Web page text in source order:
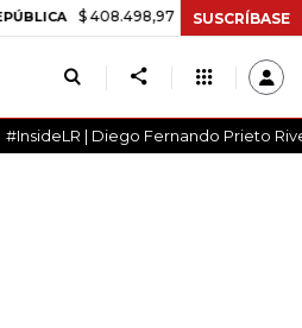
$ 408.498,97 +$ 8.753,81 +2,19%
SUSCRÍBASE
#InsideLR | Diego Fernando Prieto